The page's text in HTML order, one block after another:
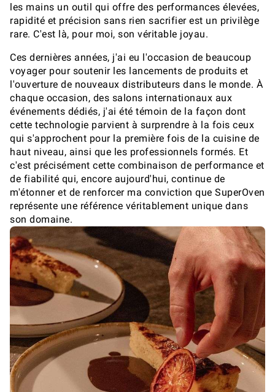
les mains un outil qui offre des performances élevées,
rapidité et précision sans rien sacrifier est un privilège
rare. C'est là, pour moi, son véritable joyau.
Ces dernières années, j'ai eu l'occasion de beaucoup
voyager pour soutenir les lancements de produits et
l'ouverture de nouveaux distributeurs dans le monde. À
chaque occasion, des salons internationaux aux
événements dédiés, j'ai été témoin de la façon dont
cette technologie parvient à surprendre à la fois ceux
qui s'approchent pour la première fois de la cuisine de
haut niveau, ainsi que les professionnels formés. Et
c'est précisément cette combinaison de performance et
de fiabilité qui, encore aujourd'hui, continue de
m'étonner et de renforcer ma conviction que SuperOven
représente une référence véritablement unique dans
son domaine.